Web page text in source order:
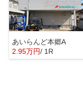
あいらんど本郷A
2.95万円/ 1R